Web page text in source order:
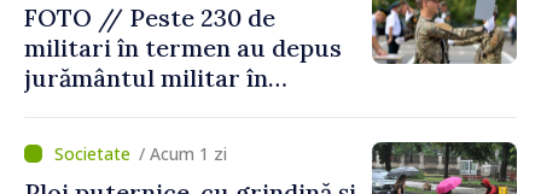
FOTO // Peste 230 de
militari în termen au depus
jurământul militar în
/ Acum 1 zi